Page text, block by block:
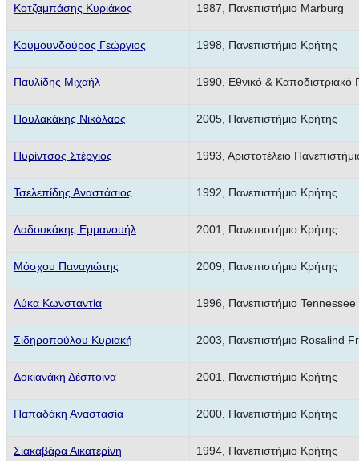
Κοτζαμπάσης Κυριάκος 1987, Πανεπιστήμιο Marburg
Κουμουνδούρος Γεώργιος 1998, Πανεπιστήμιο Κρήτης
Παυλίδης Μιχαήλ 1990, Εθνικό & Καποδιστριακό
Πουλακάκης Νικόλαος 2005, Πανεπιστήμιο Κρήτης
Πυρίντσος Στέργιος 1993, Αριστοτέλειο
Τσελεπίδης Αναστάσιος 1992, Πανεπιστήμιο Κρήτης
Λαδουκάκης Εμμανουήλ 2001, Πανεπιστήμιο Κρήτης
Μόσχου Παναγιώτης 2009, Πανεπιστήμιο Κρήτης
Λύκα Κωνσταντία 1996, Πανεπιστήμιο Tennessee
Σιδηροπούλου Κυριακή 2003, Πανεπιστήμιο Rosalind
Δοκιανάκη Δέσποινα 2001, Πανεπιστήμιο Κρήτης
Παπαδάκη Αναστασία 2000, Πανεπιστήμιο Κρήτης
Σιακαβάρα Αικατερίνη 1994, Πανεπιστήμιο Κρήτης